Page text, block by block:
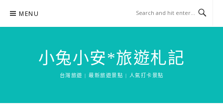
content
MENU
小兔小安*旅遊札記
台灣旅遊 | 最新旅遊景點 | 人氣打卡景點